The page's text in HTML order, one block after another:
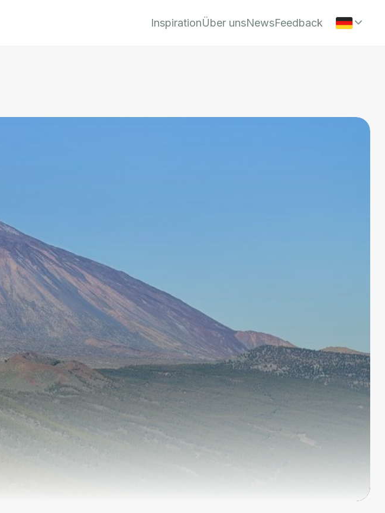
InspirationÜber unsNewsFeedback